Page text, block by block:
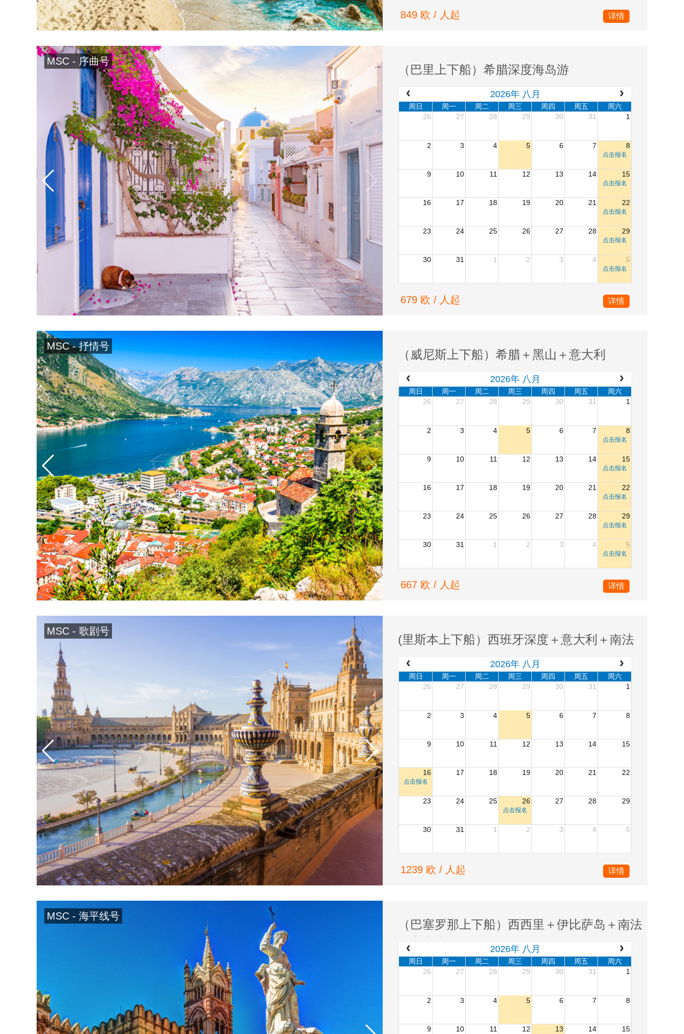
849 欧 / 人起 详情
MSC - 序曲号
（巴里上下船）希腊深度海岛游
2026年 八月
周日 周一 周二 周三 周四 周五
周六
26
27 28 29 30 31 1
2 3 4 5 6 7 8
点击报名
9 10 11 12 13 14 15
点击报名
16 17 18 19 20 21 22
点击报名
23 24 25 26 27 28 29
点击报名
30 31 1 2 3 4 5
点击报名
679 欧 / 人起 详情
MSC - 抒情号
（威尼斯上下船）希腊＋黑山＋意大利
2026年 八月
周日 周一 周二 周三 周四 周五
周六
26
27 28 29 30 31 1
2 3 4 5 6 7 8
点击报名
9 10 11 12 13 14 15
点击报名
16 17 18 19 20 21 22
点击报名
23 24 25 26 27 28 29
点击报名
30 31 1 2 3 4 5
点击报名
667 欧 / 人起 详情
MSC - 歌剧号
(里斯本上下船）西班牙深度＋意大利＋南法
2026年 八月
周日 周一 周二 周三 周四 周五
周六
26
27 28 29 30 31 1
2 3 4 5 6 7 8
9 10 11 12 13 14 15
16 17 18 19 20 21 22
点击报名
23 24 25 26 27 28 29
点击报名
30 31 1 2 3 4 5
1239 欧 / 人起 详情
MSC - 海平线号
（巴塞罗那上下船）西西里＋伊比萨岛＋南法
2026年 八月
周日 周一 周二 周三 周四 周五
周六
26
27 28 29 30 31 1
2 3 4 5 6 7 8
9 10 11 12 13 14 15